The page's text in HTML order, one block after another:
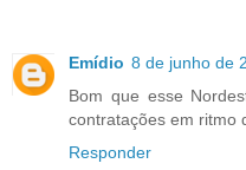
Emídio 8 de junho de
Bom que esse
contratações em ritmo
Responder